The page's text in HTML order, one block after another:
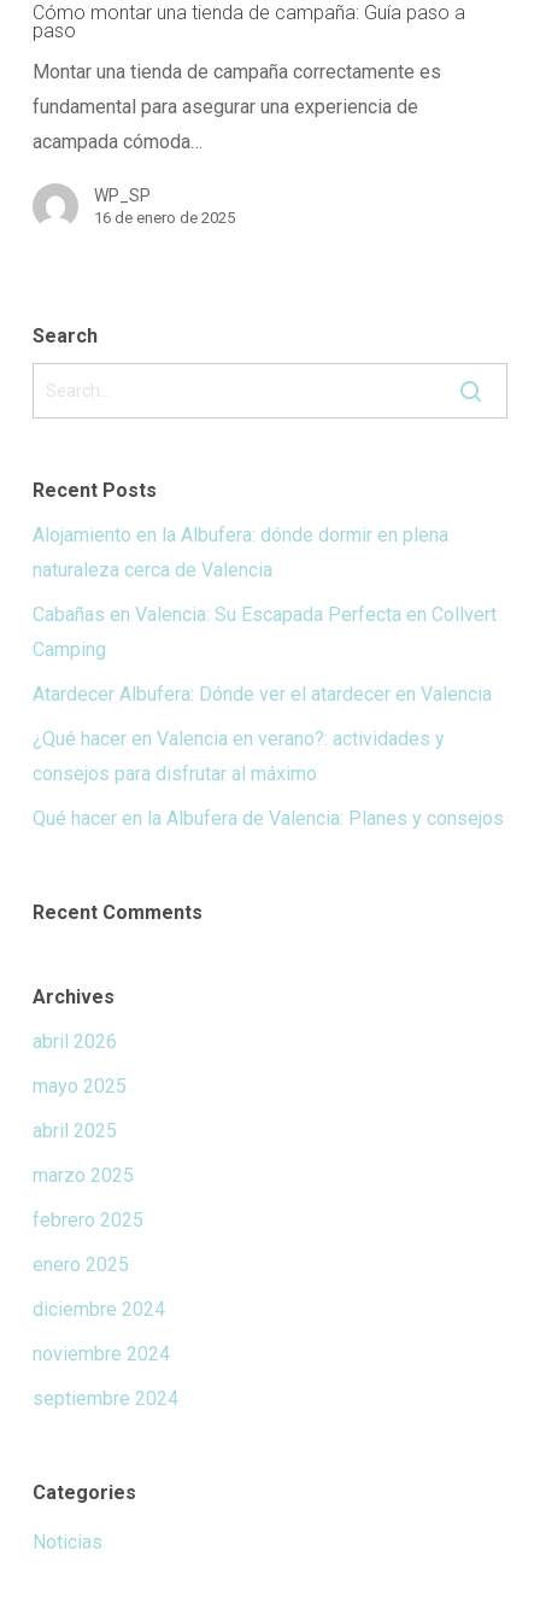
una
tienda
de
campaña:
Guía
paso
a
Cómo montar una tienda de campaña: Guía paso a
paso
Montar una tienda de campaña correctamente es
fundamental para asegurar una experiencia de
acampada cómoda…
WP_SP
16 de enero de 2025
Search
Recent Posts
Alojamiento en la Albufera: dónde dormir en plena
naturaleza cerca de Valencia
Cabañas en Valencia: Su Escapada Perfecta en Collvert
Camping
Atardecer Albufera: Dónde ver el atardecer en Valencia
¿Qué hacer en Valencia en verano?: actividades y
consejos para disfrutar al máximo
Qué hacer en la Albufera de Valencia: Planes y consejos
Recent Comments
Archives
abril 2026
mayo 2025
abril 2025
marzo 2025
febrero 2025
enero 2025
diciembre 2024
noviembre 2024
septiembre 2024
Categories
Noticias